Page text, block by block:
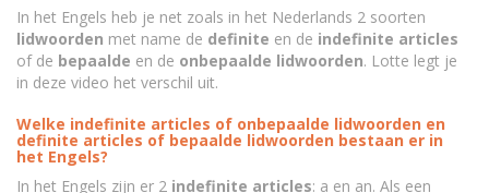
In het Engels heb je net zoals in het Nederlands 2 soorten
lidwoorden met name de definite en de indefinite articles
of de bepaalde en de onbepaalde lidwoorden. Lotte legt je
in deze video het verschil uit.
Welke indefinite articles of onbepaalde lidwoorden en
definite articles of bepaalde lidwoorden bestaan er in
het Engels?
In het Engels zijn er 2 indefinite articles: a en an. Als een